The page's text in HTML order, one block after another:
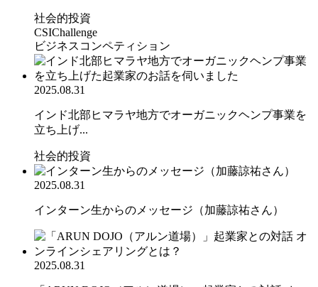
社会的投資
CSIChallenge
ビジネスコンペティション
2025.08.31
インド北部ヒマラヤ地方でオーガニックヘンプ事業を
立ち上げ...
社会的投資
2025.08.31
インターン生からのメッセージ（加藤諒祐さん）
2025.08.31